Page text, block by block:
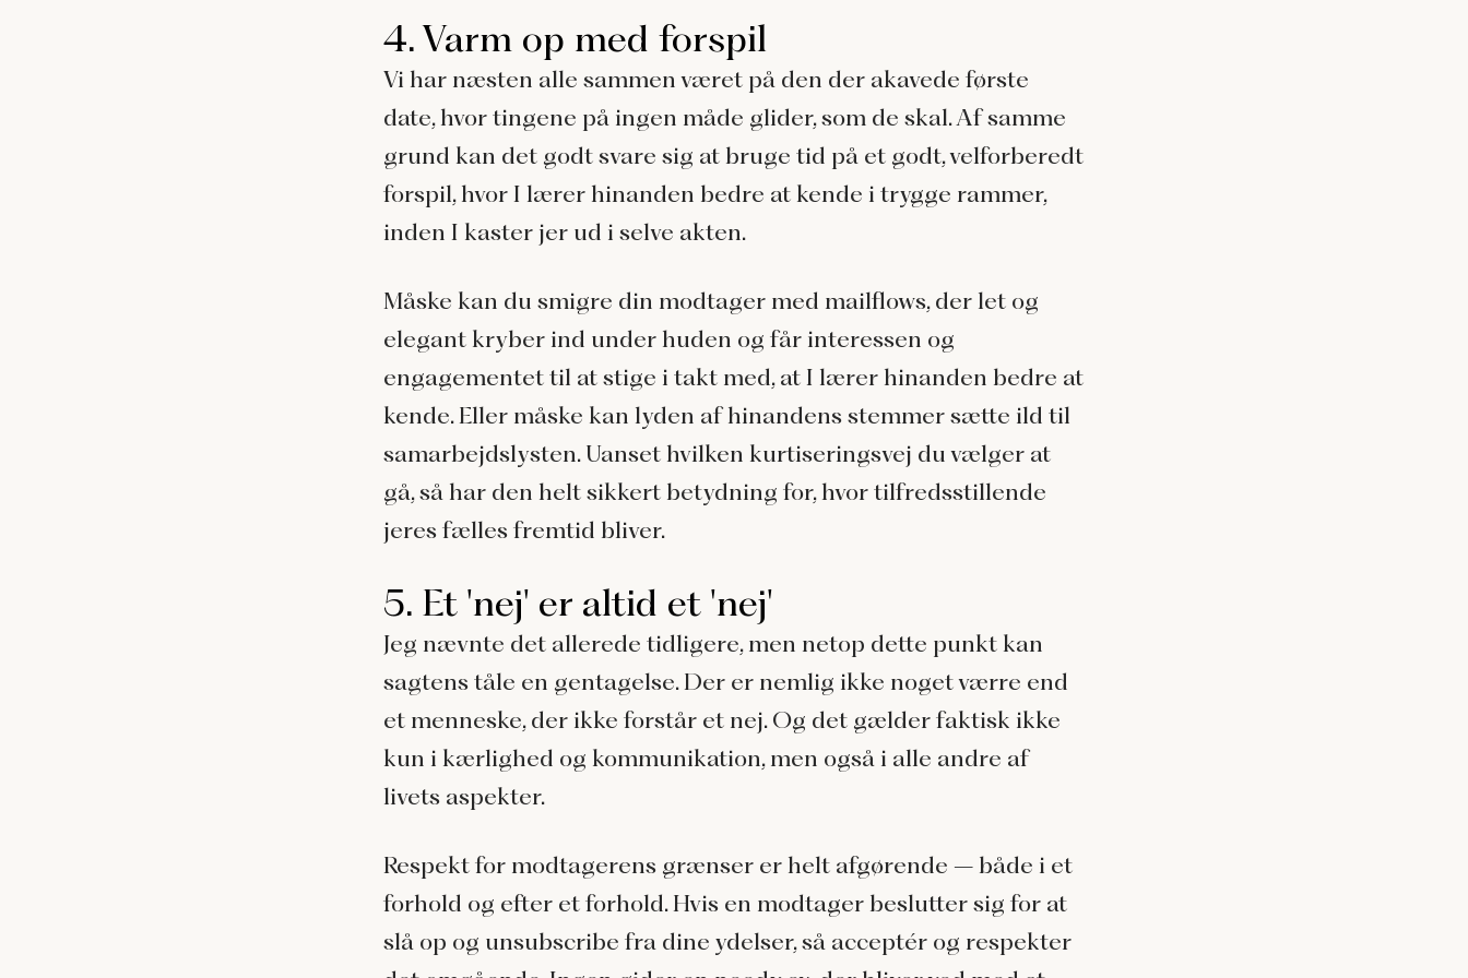
4. Varm op med forspil
Vi har næsten alle sammen været på den der akavede første
date, hvor tingene på ingen måde glider, som de skal. Af samme
grund kan det godt svare sig at bruge tid på et godt, velforberedt
forspil, hvor I lærer hinanden bedre at kende i trygge rammer,
inden I kaster jer ud i selve akten.
Måske kan du smigre din modtager med mailflows, der let og
elegant kryber ind under huden og får interessen og
engagementet til at stige i takt med, at I lærer hinanden bedre at
kende. Eller måske kan lyden af hinandens stemmer sætte ild til
samarbejdslysten. Uanset hvilken kurtiseringsvej du vælger at
gå, så har den helt sikkert betydning for, hvor tilfredsstillende
jeres fælles fremtid bliver.
5. Et 'nej' er altid et 'nej'
Jeg nævnte det allerede tidligere, men netop dette punkt kan
sagtens tåle en gentagelse. Der er nemlig ikke noget værre end
et menneske, der ikke forstår et nej. Og det gælder faktisk ikke
kun i kærlighed og kommunikation, men også i alle andre af
livets aspekter.
Respekt for modtagerens grænser er helt afgørende – både i et
forhold og efter et forhold. Hvis en modtager beslutter sig for at
slå op og unsubscribe fra dine ydelser, så acceptér og respekter